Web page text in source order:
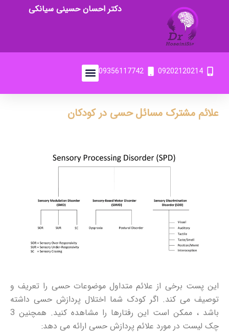
دکتر احسان حسینی سیانکی
09202120214
09356117742
علائم مشترک مسائل حسی در کودکان
این پست برخی از علائم متداول موضوعات حسی را تعریف و
توصیف می کند. اگر کودک شما اختلال پردازش حسی داشته
باشد ، ممکن است این رفتارها را مشاهده کنید. همچنین 3
چک لیست در مورد علائم پردازش حسی ارائه می دهد: